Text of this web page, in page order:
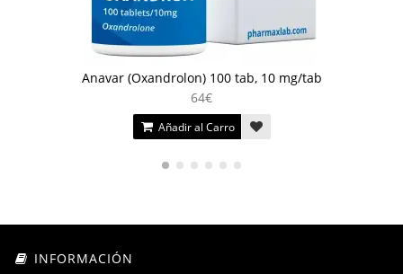
Anavar (Oxandrolon) 100 tab, 10 mg/tab
64€
Añadir al Carro
INFORMACIÓN